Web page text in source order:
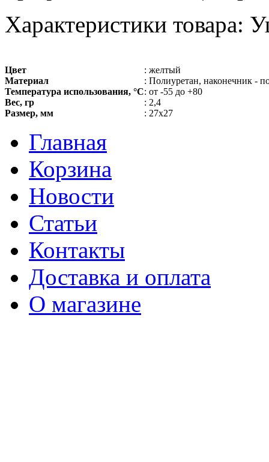
Характеристики товара:
Цвет
: желтый
Материал
: Полиуретан, наконечник -
Температура использования, °С: от -55 до +80
Вес, гр
: 2,4
Размер, мм
: 27х27
Главная
Корзина
Новости
Статьи
Контакты
Доставка и оплата
О магазине